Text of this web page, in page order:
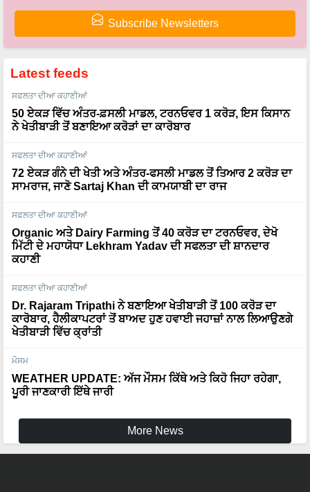
Subscribe Newsletters
Latest feeds
ਸਫਲਤਾ ਦੀਆ ਕਹਾਣੀਆਂ
50 ਏਕੜ ਵਿੱਚ ਅੰਤਰ-ਫ਼ਸਲੀ ਮਾਡਲ, ਟਰਨਓਵਰ 1 ਕਰੋੜ, ਇਸ ਕਿਸਾਨ
ਨੇ ਖੇਤੀਬਾੜੀ ਤੋਂ ਬਣਾਇਆ ਕਰੋੜਾਂ ਦਾ ਕਾਰੋਬਾਰ
ਸਫਲਤਾ ਦੀਆ ਕਹਾਣੀਆਂ
72 ਏਕੜ ਗੰਨੇ ਦੀ ਖੇਤੀ ਅਤੇ ਅੰਤਰ-ਫਸਲੀ ਮਾਡਲ ਤੋਂ ਤਿਆਰ 2 ਕਰੋੜ ਦਾ
ਸਾਮਰਾਜ, ਜਾਣੋ Sartaj Khan ਦੀ ਕਾਮਯਾਬੀ ਦਾ ਰਾਜ
ਸਫਲਤਾ ਦੀਆ ਕਹਾਣੀਆਂ
Organic ਅਤੇ Dairy Farming ਤੋਂ 40 ਕਰੋੜ ਦਾ ਟਰਨਓਵਰ, ਦੇਖੋ
ਮਿੱਟੀ ਦੇ ਮਹਾਯੋਧਾ Lekhram Yadav ਦੀ ਸਫਲਤਾ ਦੀ ਸ਼ਾਨਦਾਰ
ਕਹਾਣੀ
ਸਫਲਤਾ ਦੀਆ ਕਹਾਣੀਆਂ
Dr. Rajaram Tripathi ਨੇ ਬਣਾਇਆ ਖੇਤੀਬਾੜੀ ਤੋਂ 100 ਕਰੋੜ ਦਾ
ਕਾਰੋਬਾਰ, ਹੈਲੀਕਾਪਟਰਾਂ ਤੋਂ ਬਾਅਦ ਹੁਣ ਹਵਾਈ ਜਹਾਜ਼ਾਂ ਨਾਲ ਲਿਆਉਣਗੇ
ਖੇਤੀਬਾੜੀ ਵਿੱਚ ਕ੍ਰਾਂਤੀ
ਮੌਸਮ
WEATHER UPDATE: ਅੱਜ ਮੌਸਮ ਕਿੱਥੇ ਅਤੇ ਕਿਹੋ ਜਿਹਾ ਰਹੇਗਾ,
ਪੂਰੀ ਜਾਣਕਾਰੀ ਇੱਥੇ ਜਾਰੀ
More News